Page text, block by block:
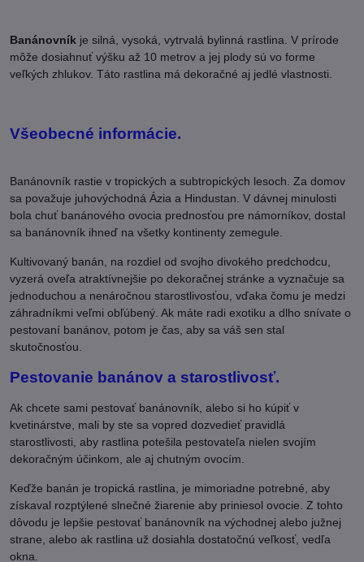
Banánovník je silná, vysoká, vytrvalá bylinná rastlina. V prírode
môže dosiahnuť výšku až 10 metrov a jej plody sú vo forme
veľkých zhlukov. Táto rastlina má dekoračné aj jedlé vlastnosti.
Všeobecné informácie.
Banánovník rastie v tropických a subtropických lesoch. Za domov
sa považuje juhovýchodná Ázia a Hindustan. V dávnej minulosti
bola chuť banánového ovocia prednosťou pre námorníkov, dostal
sa banánovník ihneď na všetky kontinenty zemegule.
Kultivovaný banán, na rozdiel od svojho divokého predchodcu,
vyzerá oveľa atraktívnejšie po dekoračnej stránke a vyznačuje sa
jednoduchou a nenáročnou starostlivosťou, vďaka čomu je medzi
záhradníkmi veľmi obľúbený. Ak máte radi exotiku a dlho snívate o
pestovaní banánov, potom je čas, aby sa váš sen stal
skutočnosťou.
Pestovanie banánov a starostlivosť.
Ak chcete sami pestovať banánovník, alebo si ho kúpiť v
kvetinárstve, mali by ste sa vopred dozvedieť pravidlá
starostlivosti, aby rastlina potešila pestovateľa nielen svojím
dekoračným účinkom, ale aj chutným ovocím.
Keďže banán je tropická rastlina, je mimoriadne potrebné, aby
získaval rozptýlené slnečné žiarenie aby priniesol ovocie. Z tohto
dôvodu je lepšie pestovať banánovník na východnej alebo južnej
strane, alebo ak rastlina už dosiahla dostatočnú veľkosť, vedľa
okna.